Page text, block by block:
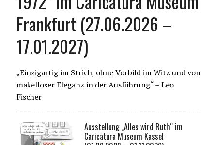
Frankfurt (27.06.2026 –
17.01.2027)
„Einzigartig im Strich, ohne Vorbild im Witz und von
makelloser Eleganz in der Ausführung“ – Leo
Fischer
Ausstellung „Alles wird Ruth“ im
Caricatura Museum Kassel